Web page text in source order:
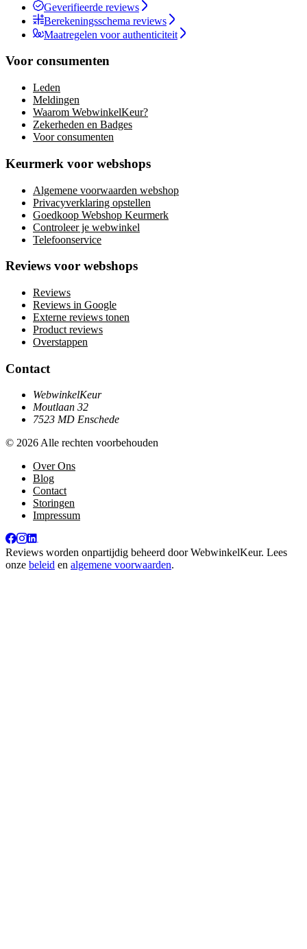
Geverifieerde reviews
Berekeningsschema reviews
Maatregelen voor authenticiteit
Voor consumenten
Leden
Meldingen
Waarom WebwinkelKeur?
Zekerheden en Badges
Voor consumenten
Keurmerk voor webshops
Algemene voorwaarden webshop
Privacyverklaring opstellen
Goedkoop Webshop Keurmerk
Controleer je webwinkel
Telefoonservice
Reviews voor webshops
Reviews
Reviews in Google
Externe reviews tonen
Product reviews
Overstappen
Contact
WebwinkelKeur
Moutlaan 32
7523 MD Enschede
© 2026 Alle rechten voorbehouden
Over Ons
Blog
Contact
Storingen
Impressum
Reviews worden onpartijdig beheerd doorWebwinkelKeur. Lees
onze beleid en algemene voorwaarden.